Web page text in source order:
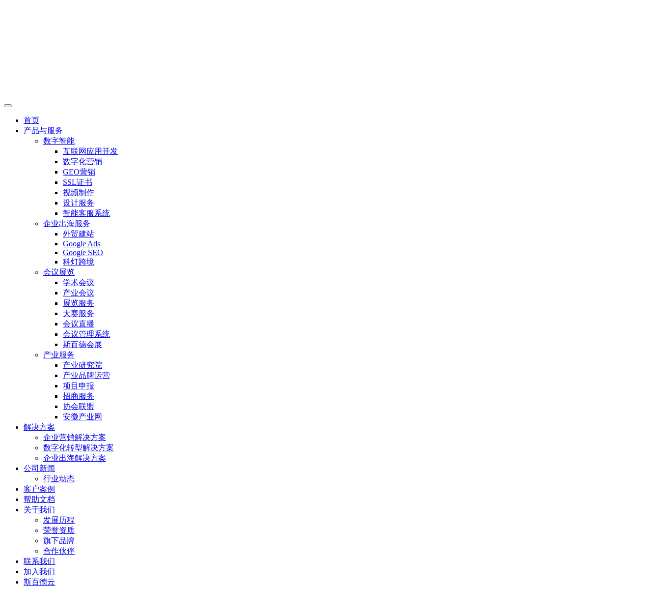
首页
产品与服务
数字智能
互联网应用开发
数字化营销
GEO营销
SSL证书
视频制作
设计服务
智能客服系统
企业出海服务
外贸建站
Google Ads
Google SEO
科灯跨境
会议展览
学术会议
产业会议
展览服务
大赛服务
会议直播
会议管理系统
斯百德会展
产业服务
产业研究院
产业品牌运营
项目申报
招商服务
协会联盟
安徽产业网
解决方案
企业营销解决方案
数字化转型解决方案
企业出海解决方案
公司新闻
行业动态
客户案例
帮助文档
关于我们
发展历程
荣誉资质
旗下品牌
合作伙伴
联系我们
加入我们
斯百德云